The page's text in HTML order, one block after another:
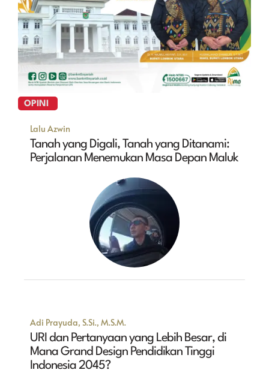
OPINI
Lalu Azwin
Tanah yang Digali, Tanah yang Ditanami:
Perjalanan Menemukan Masa Depan Maluk
Adi Prayuda, S.Si., M.S.M.
URI dan Pertanyaan yang Lebih Besar, di
Mana Grand Design Pendidikan Tinggi
Indonesia 2045?